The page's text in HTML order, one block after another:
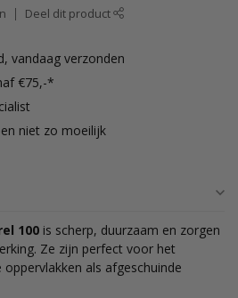
Deel dit product
vandaag verzonden
€75,-*
niet zo moeilijk
100 is scherp, duurzaam en zorgen
Ze zijn perfect voor het
als afgeschuinde